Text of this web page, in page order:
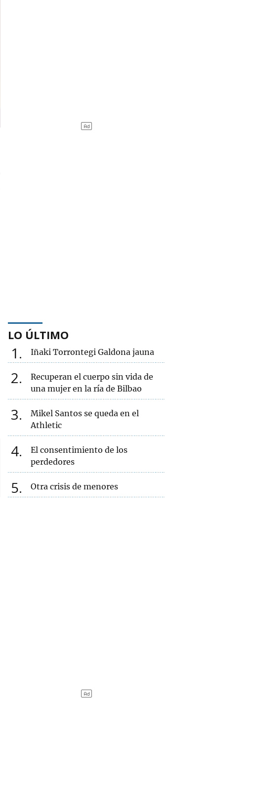
LO ÚLTIMO
1 Iñaki Torrontegi Galdona jauna
2
Recuperan el cuerpo sin vida de
una mujer en la ría de Bilbao
3
Mikel Santos se queda en el
Athletic
4
El consentimiento de los
perdedores
5 Otra crisis de menores